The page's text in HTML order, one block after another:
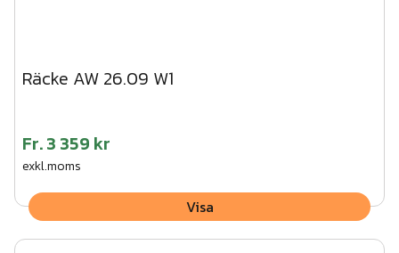
Räcke AW 26.09 W1
Fr.3 359 kr
exkl.moms
Visa